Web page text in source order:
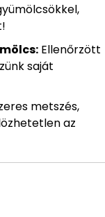
Ellenőrzött
saját
metszés,
az